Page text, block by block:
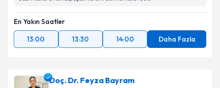
En Yakın Saatler
13:00
13:30 14:00 Daha Fazla
Doç. Dr. Feyza Bayram